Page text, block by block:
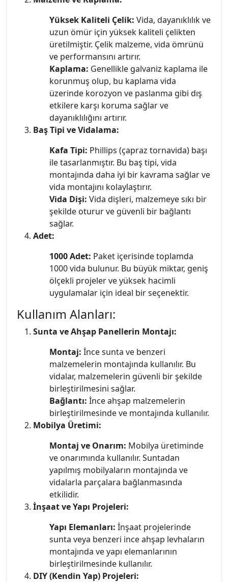
Yüksek Kaliteli Çelik: Vida, dayanıklılık ve
uzun ömür için yüksek kaliteli çelikten
üretilmiştir. Çelik malzeme, vida ömrünü
ve performansını artırır.
Kaplama: Genellikle galvaniz kaplama ile
korunmuş olup, bu kaplama vida
üzerinde korozyon ve paslanma gibi dış
etkilere karşı koruma sağlar ve
dayanıklılığını artırır.
Baş Tipi ve Vidalama:
Kafa Tipi: Phillips (çapraz tornavida) başı
ile tasarlanmıştır. Bu baş tipi, vida
montajında daha iyi bir kavrama sağlar ve
vida montajını kolaylaştırır.
Vida Dişi: Vida dişleri, malzemeye sıkı bir
şekilde oturur ve güvenli bir bağlantı
sağlar.
Adet:
1000 Adet: Paket içerisinde toplamda
1000 vida bulunur. Bu büyük miktar, geniş
ölçekli projeler ve yüksek hacimli
uygulamalar için ideal bir seçenektir.
Kullanım Alanları:
Sunta ve Ahşap Panellerin Montajı:
Montaj: İnce sunta ve benzeri
malzemelerin montajında kullanılır. Bu
vidalar, malzemelerin güvenli bir şekilde
birleştirilmesini sağlar.
Bağlantı: İnce ahşap malzemelerin
birleştirilmesinde ve montajında kullanılır.
Mobilya Üretimi:
Montaj ve Onarım: Mobilya üretiminde
ve onarımında kullanılır. Suntadan
yapılmış mobilyaların montajında ve
vidalarla parçalara bağlanmasında
etkilidir.
İnşaat ve Yapı Projeleri:
Yapı Elemanları: İnşaat projelerinde
sunta veya benzeri ince ahşap levhaların
montajında ve yapı elemanlarının
birleştirilmesinde kullanılır.
DIY (Kendin Yap) Projeleri: